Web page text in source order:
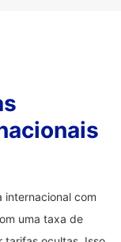
internacional com
uma taxa de